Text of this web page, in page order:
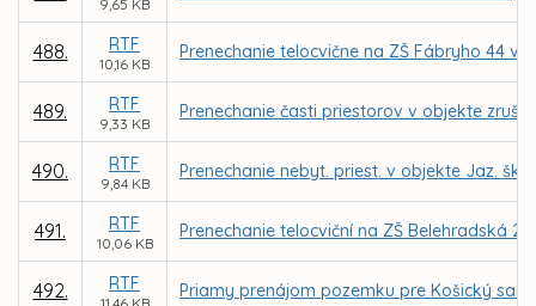
9,65 KB
488. RTF
10,16 KB
Prenechanie telocvične na ZŠ Fábryho 44
489. RTF
9,33 KB
Prenechanie časti priestorov v objekte zruš.
490. RTF
9,84 KB
Prenechanie nebyt. priest. v objekte Jaz.
491. RTF
10,06 KB
Prenechanie telocviční na ZŠ Belehradská
492. RTF Priamy prenájom pozemku pre Košický